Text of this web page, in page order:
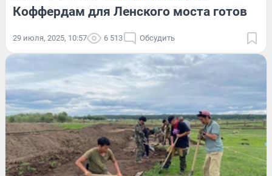
Коффердам для Ленского моста готов
29 июля, 2025, 10:57 6 513 Обсудить